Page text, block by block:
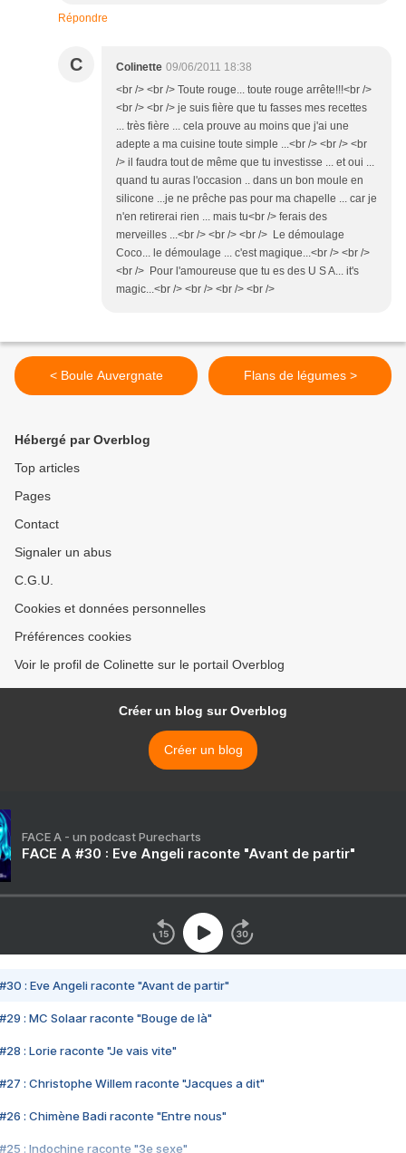
Répondre
C Colinette 09/06/2011 18:38
<br /> <br /> Toute rouge... toute rouge arrête!!!<br />
<br /> <br /> je suis fière que tu fasses mes recettes
... très fière ... cela prouve au moins que j'ai une
adepte a ma cuisine toute simple ...<br /> <br /> <br
/> il faudra tout de même que tu investisse ... et oui ...
quand tu auras l'occasion .. dans un bon moule en
silicone ...je ne prêche pas pour ma chapelle ... car je
n'en retirerai rien ... mais tu<br /> ferais des
merveilles ...<br /> <br /> <br /> Le démoulage
Coco... le démoulage ... c'est magique...<br /> <br />
<br /> Pour l'amoureuse que tu es des U S A... it's
magic...<br /> <br /> <br /> <br />
< Boule Auvergnate Flans de légumes >
Hébergé par Overblog
Top articles
Pages
Contact
Signaler un abus
C.G.U.
Cookies et données personnelles
Préférences cookies
Voir le profil de Colinette sur le portail Overblog
Créer un blog sur Overblog
Créer un blog
FACE A - un podcast Purecharts
FACE A #30 : Eve Angeli raconte "Avant de partir"
#30 : Eve Angeli raconte "Avant de partir"
#29 : MC Solaar raconte "Bouge de là"
#28 : Lorie raconte "Je vais vite"
#27 : Christophe Willem raconte "Jacques a dit"
#26 : Chimène Badi raconte "Entre nous"
#25 : Indochine raconte "3e sexe"